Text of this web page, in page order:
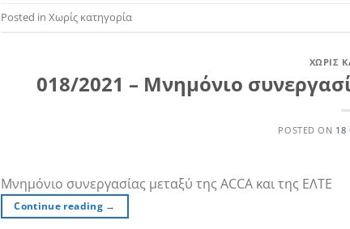
Posted in Χωρίς κατηγορία
ΧΩΡΊΣ
018/2021 – Μνημόνιο
POSTED ON 18
Μνημόνιο συνεργασίας μεταξύ της ACCA και της ΕΛΤΕ
Continue reading →